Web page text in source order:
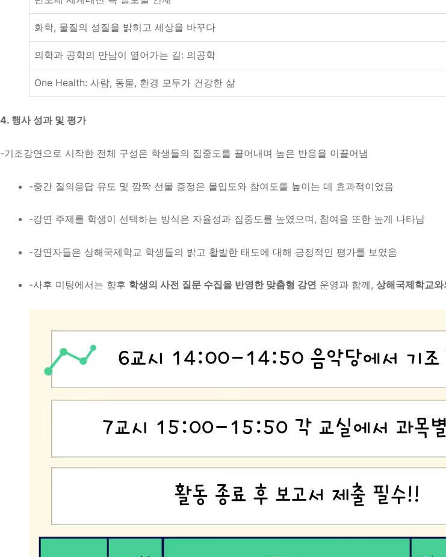
화학, 물질의 성질을 밝히고 세상을 바꾸다
의학과 공학의 만남이 열어가는 길: 의공학
One Health: 사람, 동물, 환경 모두가 건강한 삶
4. 행사 성과 및 평가
-기조강연으로 시작한 전체 구성은 학생들의 집중도를 끌어내며 높은 반응을 이끌어냄
-중간 질의응답 유도 및 깜짝 선물 증정은 몰입도와 참여도를 높이는 데 효과적이었음
-강연 주제를 학생이 선택하는 방식은 자율성과 집중도를 높였으며, 참여율 또한 높게 나타남
-강연자들은 상해국제학교 학생들의 밝고 활발한 태도에 대해 긍정적인 평가를 보였음
-사후 미팅에서는 향후 학생의 사전 질문 수집을 반영한 맞춤형 강연 운영과 함께, 상해국제학교